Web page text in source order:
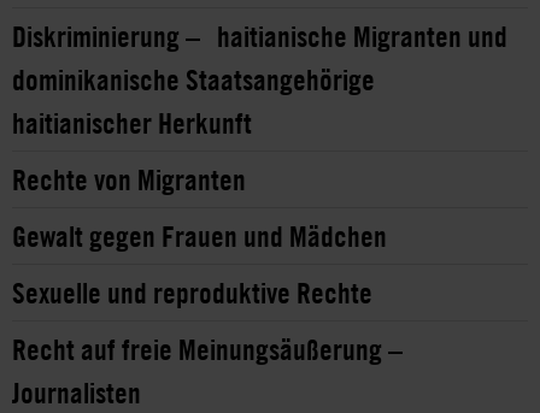
Diskriminierung – haitianische Migranten und
dominikanische Staatsangehörige
haitianischer Herkunft
Rechte von Migranten
Gewalt gegen Frauen und Mädchen
Sexuelle und reproduktive Rechte
Recht auf freie Meinungsäußerung –
Journalisten